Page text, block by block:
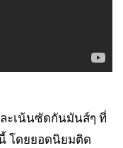
ะเน้นซัดกันมันส์ๆ ที่
โดยยอดนิยมติด